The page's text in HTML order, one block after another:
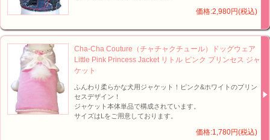
価格:2,980円(税込)
Cha-Cha Couture（チャチャクチュール）ドッグウェア
Little Pink Princess Jacket リトル ピンク プリンセス ジャ
ケット
ふんわり柔らかな犬用ジャケット！ピンク&ホワイトのプリン
セスデザイン！
ジャケット本体単品で構成されています。
サイズはLをご用意しております。
価格:1,780円(税込)